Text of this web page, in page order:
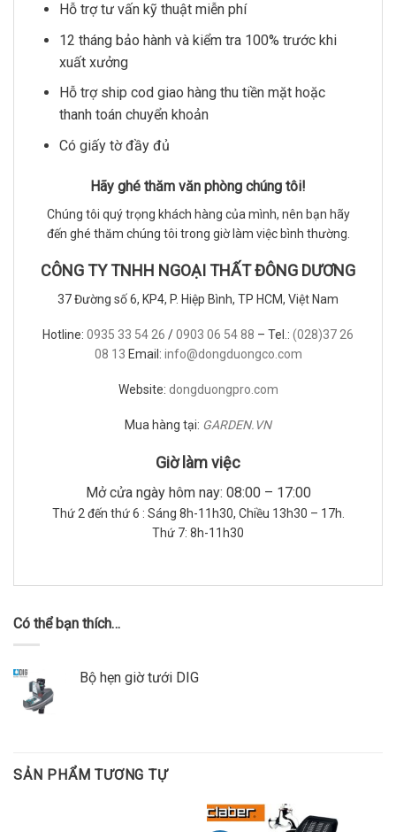
Hỗ trợ tư vấn kỹ thuật miễn phí
12 tháng bảo hành và kiểm tra 100% trước khi
xuất xưởng
Hỗ trợ ship cod giao hàng thu tiền mặt hoặc
thanh toán chuyển khoản
Có giấy tờ đầy đủ
Hãy ghé thăm văn phòng chúng tôi!
Chúng tôi quý trọng khách hàng của mình, nên bạn hãy
đến ghé thăm chúng tôi trong giờ làm việc bình thường.
CÔNG TY TNHH NGOẠI THẤT ĐÔNG DƯƠNG
37 Đường số 6, KP4, P. Hiệp Bình, TP HCM, Việt Nam
Hotline: 0935 33 54 26 /0903 06 54 88 – Tel.: (028)37 26
08 13 Email: info@dongduongco.com
Website: dongduongpro.com
Mua hàng tại: GARDEN.VN
Giờ làm việc
Mở cửa ngày hôm nay: 08:00 – 17:00
Thứ 2 đến thứ 6 : Sáng 8h-11h30, Chiều 13h30 – 17h.
Thứ 7: 8h-11h30
Có thể bạn thích…
Bộ hẹn giờ tưới DIG
SẢN PHẨM TƯƠNG TỰ